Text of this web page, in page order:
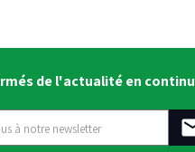
de l'actualité en continu